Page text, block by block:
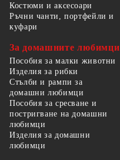
Костюми и аксесоари
Ръчни чанти, портфейли и
куфари
За домашните любимци
Пособия за малки животни
Изделия за рибки
Стълби и рампи за
домашни любимци
Пособия за сресване и
постригване на домашни
любимци
Изделия за домашни
любимци